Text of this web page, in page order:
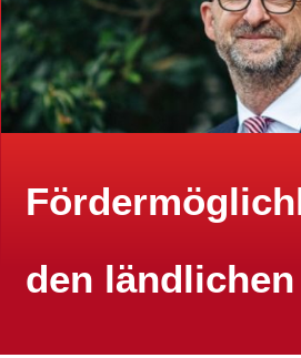
den ländlichen